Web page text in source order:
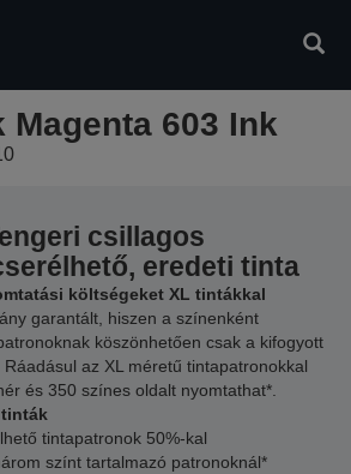
Magenta 603 Ink
csillagos
eredeti tinta
költségeket XL tintákkal
garantált, hiszen a színenként
köszönhetően csak a kifogyott
az XL méretű tintapatronokkal
és 350 színes oldalt nyomtathat*.
tintapatronok 50%-kal
színt tartalmazó patronoknál*